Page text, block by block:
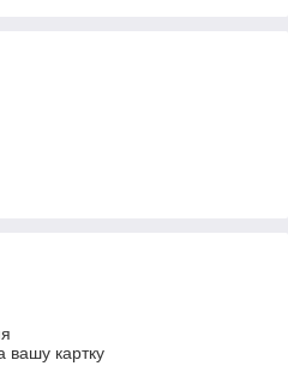
вашу картку